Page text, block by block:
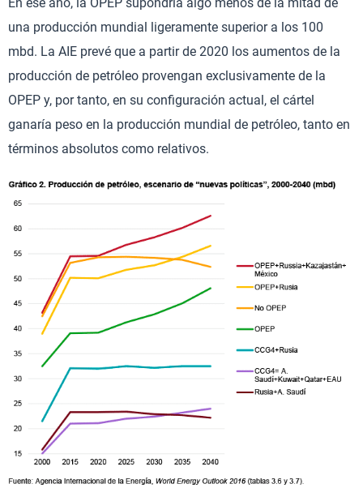
una producción mundial ligeramente superior a los 100
mbd. La AIE prevé que a partir de 2020 los aumentos de la
producción de petróleo provengan exclusivamente de la
OPEP y, por tanto, en su configuración actual, el cártel
ganaría peso en la producción mundial de petróleo, tanto en
términos absolutos como relativos.